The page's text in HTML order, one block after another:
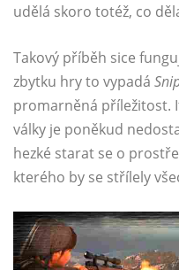
udělá skoro totéž, co
Takový příběh sice
zbytku hry to vypadá
promarněná příležitost.
války je poněkud
hezké starat se o
kterého by se střílely